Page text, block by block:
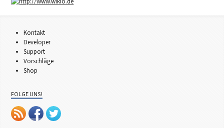
Kontakt
Developer
Support
Vorschläge
Shop
FOLGE UNS!